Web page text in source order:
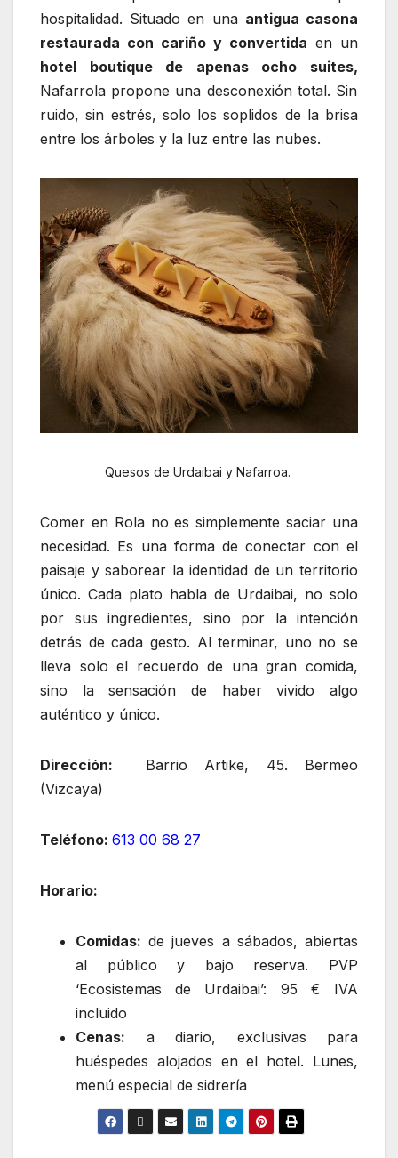
hospitalidad. Situado en una antigua casona
restaurada con cariño y convertida en un
hotel boutique de apenas ocho suites,
Nafarrola propone una desconexión total. Sin
ruido, sin estrés, solo los soplidos de la brisa
entre los árboles y la luz entre las nubes.
Quesos de Urdaibai y Nafarroa.
Comer en Rola no es simplemente saciar una
necesidad. Es una forma de conectar con el
paisaje y saborear la identidad de un territorio
único. Cada plato habla de Urdaibai, no solo
por sus ingredientes, sino por la intención
detrás de cada gesto. Al terminar, uno no se
lleva solo el recuerdo de una gran comida,
sino la sensación de haber vivido algo
auténtico y único.
Dirección:
Barrio Artike, 45. Bermeo
(Vizcaya)
Teléfono: 613 00 68 27
Horario:
Comidas: de jueves a sábados, abiertas
al público y bajo reserva. PVP
‘Ecosistemas de Urdaibai’: 95 € IVA
incluido
Cenas: a diario, exclusivas para
huéspedes alojados en el hotel. Lunes,
menú especial de sidrería